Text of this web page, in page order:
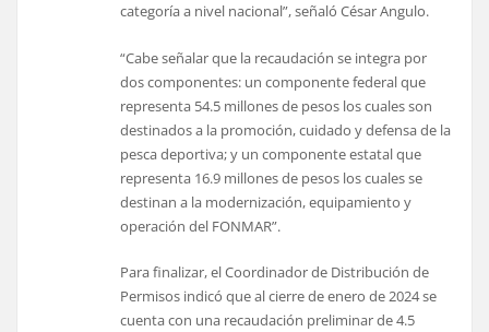
categoría a nivel nacional”, señaló César Angulo.
“Cabe señalar que la recaudación se integra por
dos componentes: un componente federal que
representa 54.5 millones de pesos los cuales son
destinados a la promoción, cuidado y defensa de la
pesca deportiva; y un componente estatal que
representa 16.9 millones de pesos los cuales se
destinan a la modernización, equipamiento y
operación del FONMAR”.
Para finalizar, el Coordinador de Distribución de
Permisos indicó que al cierre de enero de 2024 se
cuenta con una recaudación preliminar de 4.5